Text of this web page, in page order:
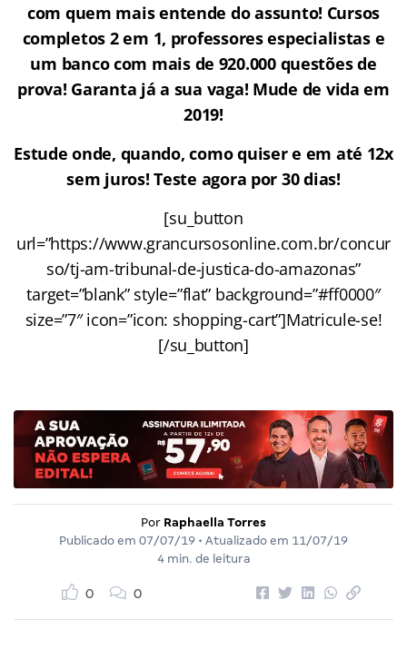
com quem mais entende do assunto! Cursos
completos 2 em 1, professores especialistas e
um banco com mais de 920.000 questões de
prova! Garanta já a sua vaga! Mude de vida em
2019!
Estude onde, quando, como quiser e em até 12x
sem juros! Teste agora por 30 dias!
[su_button
url=”https://www.grancursosonline.com.br/concur
so/tj-am-tribunal-de-justica-do-amazonas”
target=”blank” style=”flat” background=”#ff0000″
size=”7″ icon=”icon: shopping-cart”]Matricule-se!
[/su_button]
Por Raphaella Torres
Publicado em 07/07/19 • Atualizado em 11/07/19
4 min. de leitura
0 0